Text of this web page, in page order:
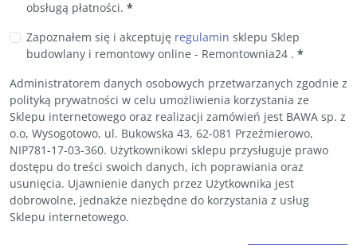
obsługą płatności. *
Zapoznałem się i akceptuję regulamin sklepu Sklep
budowlany i remontowy online - Remontownia24 . *
Administratorem danych osobowych przetwarzanych zgodnie z
polityką prywatności w celu umożliwienia korzystania ze
Sklepu internetowego oraz realizacji zamówień jest BAWA sp. z
o.o, Wysogotowo, ul. Bukowska 43, 62-081 Przeźmierowo,
NIP781-17-03-360. Użytkownikowi sklepu przysługuje prawo
dostępu do treści swoich danych, ich poprawiania oraz
usunięcia. Ujawnienie danych przez Użytkownika jest
dobrowolne, jednakże niezbędne do korzystania z usług
Sklepu internetowego.